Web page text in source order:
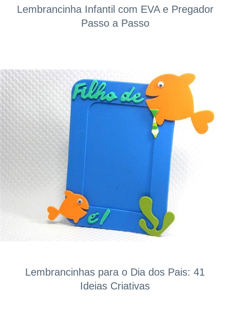
Lembrancinha Infantil com EVA e Pregador
Passo a Passo
Lembrancinhas para o Dia dos Pais: 41
Ideias Criativas